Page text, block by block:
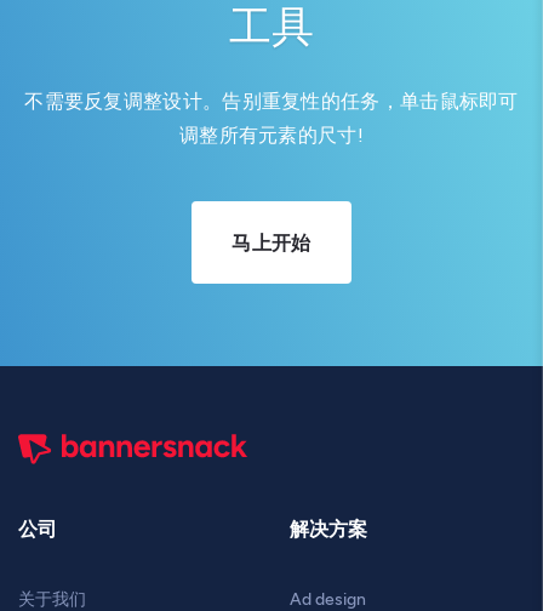
工具
不需要反复调整设计。告别重复性的任务，单击鼠标即可
调整所有元素的尺寸!
马上开始
公司
关于我们
解决方案
Ad design